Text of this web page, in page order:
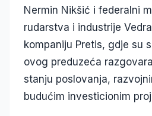
Nermin Nikšić i federalni
rudarstva i industrije
kompaniju Pretis, gdje su
ovog preduzeća
stanju poslovanja,
budućim investicionim